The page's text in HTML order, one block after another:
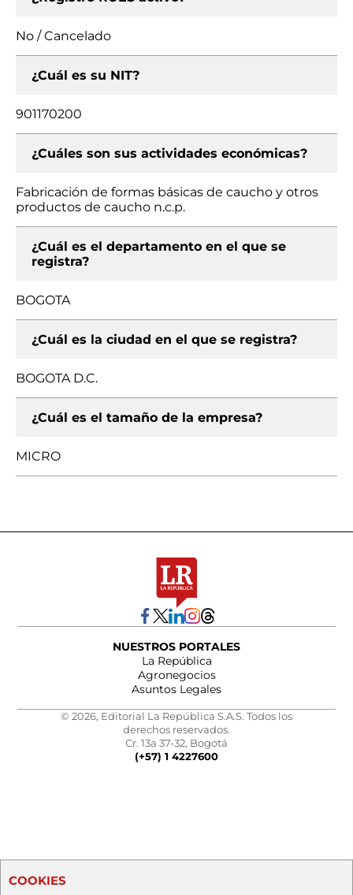
No / Cancelado
¿Cuál es su NIT?
901170200
¿Cuáles son sus actividades económicas?
Fabricación de formas básicas de caucho y otros
productos de caucho n.c.p.
¿Cuál es el departamento en el que se
registra?
BOGOTA
¿Cuál es la ciudad en el que se registra?
BOGOTA D.C.
¿Cuál es el tamaño de la empresa?
MICRO
NUESTROS PORTALES
La República
Agronegocios
Asuntos Legales
© 2026, Editorial La República S.A.S. Todos los
derechos reservados.
Cr. 13a 37-32, Bogotá
(+57) 1 4227600
COOKIES